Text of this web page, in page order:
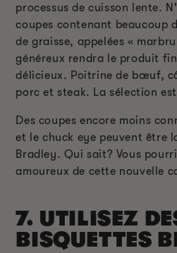
processus de cuisson lente.
coupes contenant beaucoup
de graisse, appelées «
généreux rendra le produit
délicieux. Poitrine de bœuf,
porc et steak. La sélection
Des coupes encore moins
et le chuck eye peuvent être
Bradley. Qui sait? Vous
amoureux de cette nouvelle
7. UTILISEZ
BISQUETTES